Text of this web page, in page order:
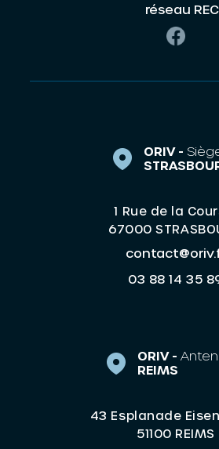
réseau
ORIV -
1 Rue de la
67000
03 88 14 35
ORIV -
REIMS
43 Esplanade
51100 REIMS